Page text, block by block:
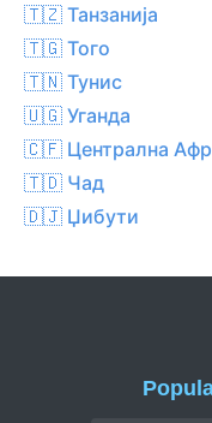
🇹🇿 Танзанија
🇹🇬 Того
🇹🇳 Тунис
🇺🇬 Уганда
🇨🇫 Централна
🇹🇩 Чад
🇩🇯 Џибути